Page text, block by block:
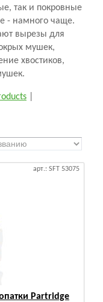
так и покровные
- намного чаще.
вырезы для
мушек,
хвостиков,
арт.: SFT 53075
Partridge